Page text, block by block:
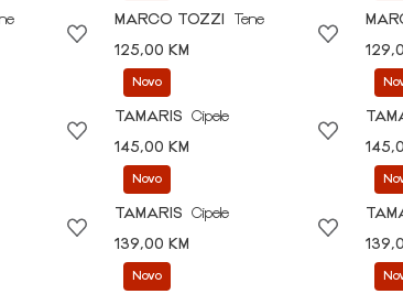
MARCO TOZZI
Tene
125,00 KM
Novo
TAMARIS
Cipele
145,00 KM
Novo
TAMARIS
Cipele
139,00 KM
Novo